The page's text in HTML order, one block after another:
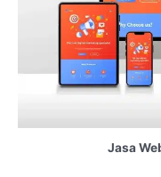
Jasa